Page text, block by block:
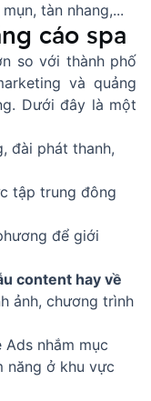
tàn nhang,...
cáo spa
so với thành phố
và quảng
Dưới đây là một
đài phát thanh,
tập trung đông
để giới
content hay về
ảnh, chương trình
nhắm mục
năng ở khu vực